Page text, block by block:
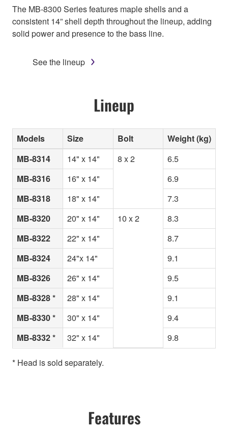
The MB-8300 Series features maple shells and a
consistent 14” shell depth throughout the lineup, adding
solid power and presence to the bass line.
See the lineup
Lineup
Models Size Bolt
Weight (kg)
MB-8314
14" x 14" 8 x 2
6.5
MB-8316
16" x 14"
6.9
MB-8318
18" x 14"
7.3
MB-8320
20" x 14" 10 x 2
8.3
MB-8322
22" x 14"
8.7
MB-8324
24"x 14"
9.1
MB-8326
26" x 14"
9.5
MB-8328 *
28" x 14"
9.1
MB-8330 *
30" x 14"
9.4
MB-8332 *
32" x 14" 9.8
* Head is sold separately.
Features